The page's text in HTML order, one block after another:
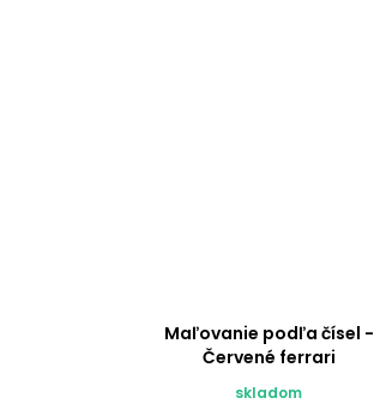
Maľovanie podľa čísel -
Červené ferrari
skladom